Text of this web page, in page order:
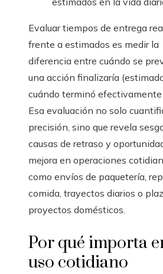
Evaluar tiempos de entrega
frente a estimados es medir la
diferencia entre cuándo se
una acción finalizaría
cuándo terminó efectivamente
Esa evaluación no solo
precisión, sino que revela
causas de retraso y
mejora en operaciones
como envíos de paquetería,
comida, trayectos diarios o
proyectos domésticos.
Por qué importa
uso cotidiano